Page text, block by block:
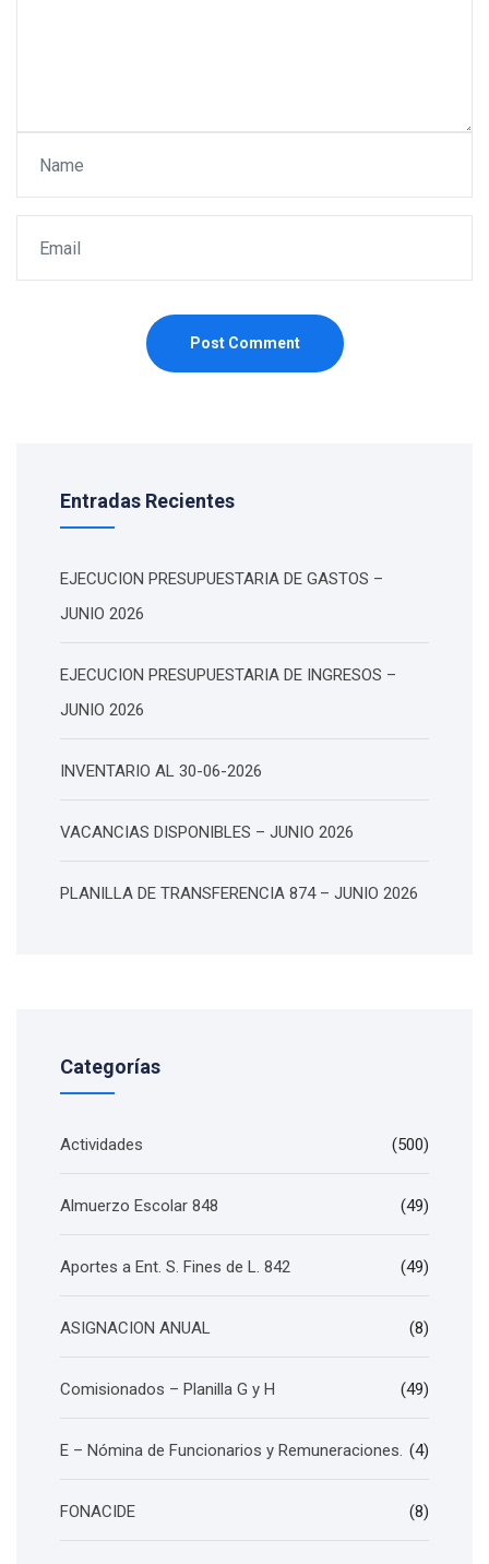
Post Comment
Entradas Recientes
EJECUCION PRESUPUESTARIA DE GASTOS –
JUNIO 2026
EJECUCION PRESUPUESTARIA DE INGRESOS –
JUNIO 2026
INVENTARIO AL 30-06-2026
VACANCIAS DISPONIBLES – JUNIO 2026
PLANILLA DE TRANSFERENCIA 874 – JUNIO 2026
Categorías
Actividades (500)
Almuerzo Escolar 848 (49)
Aportes a Ent. S. Fines de L. 842 (49)
ASIGNACION ANUAL (8)
Comisionados – Planilla G y H (49)
E – Nómina de Funcionarios y Remuneraciones. (4)
FONACIDE (8)